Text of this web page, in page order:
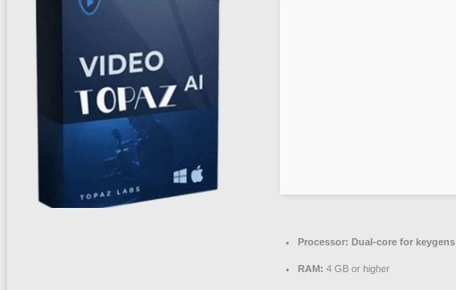
Processor: Dual-core for keygens
RAM: 4 GB or higher